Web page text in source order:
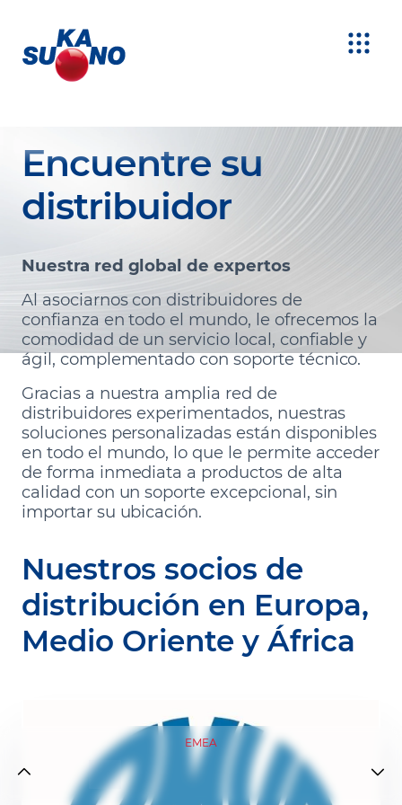
EMEA
Encuentre su
distribuidor
Nuestra red global de expertos
Al asociarnos con distribuidores de
confianza en todo el mundo, le ofrecemos la
comodidad de un servicio local, confiable y
ágil, complementado con soporte técnico.
Gracias a nuestra amplia red de
distribuidores experimentados, nuestras
soluciones personalizadas están disponibles
en todo el mundo, lo que le permite acceder
de forma inmediata a productos de alta
calidad con un soporte excepcional, sin
importar su ubicación.
Nuestros socios de
distribución en Europa,
Medio Oriente y África